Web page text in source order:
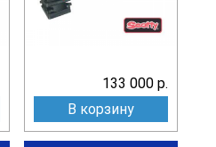
133 000 р.
В корзину